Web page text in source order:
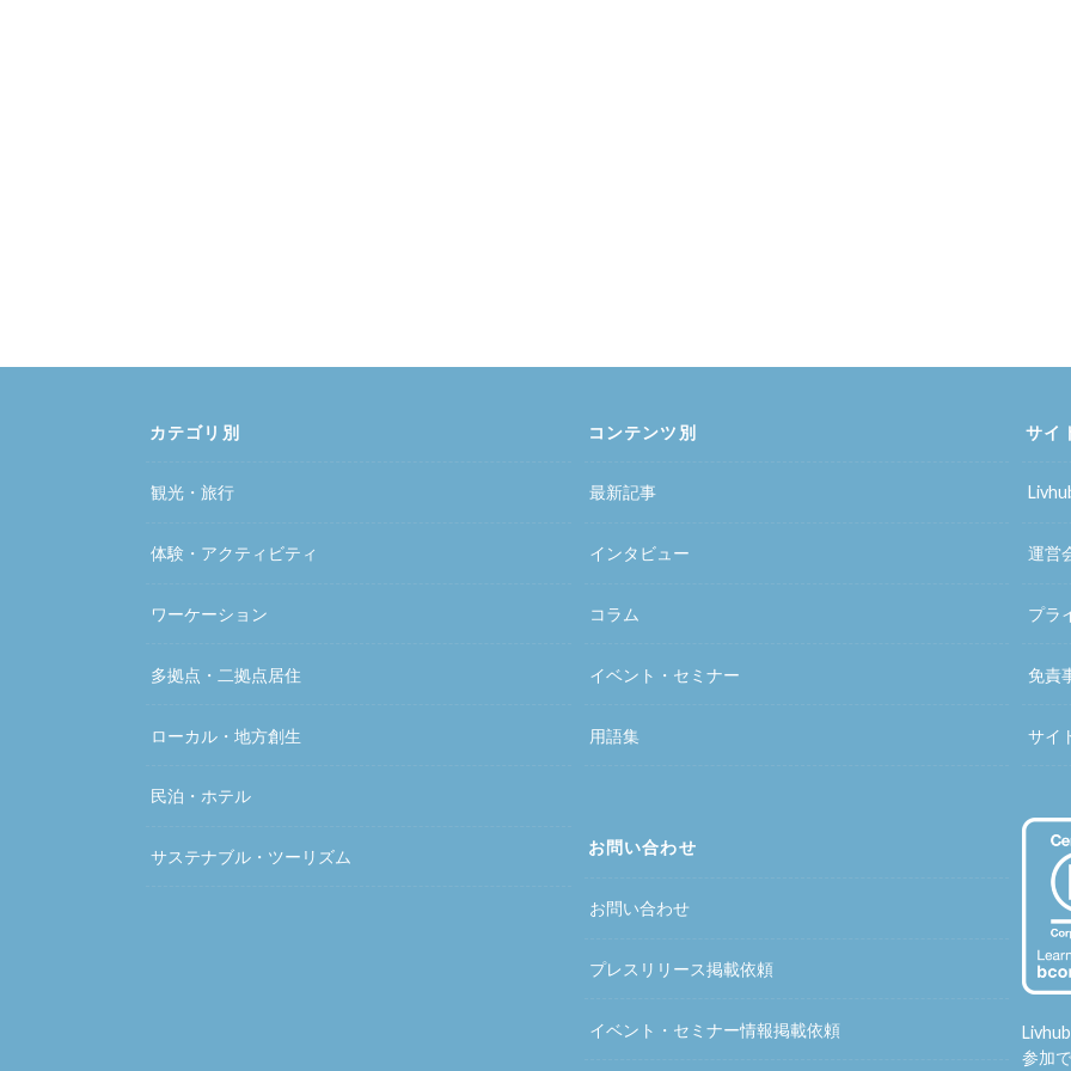
カテゴリ別
観光・旅行
体験・アクティビティ
ワーケーション
多拠点・二拠点居住
ローカル・地方創生
民泊・ホテル
サステナブル・ツーリズム
コンテンツ別
最新記事
インタビュー
コラム
イベント・セミナー
用語集
お問い合わせ
お問い合わせ
プレスリリース掲載依頼
イベント・セミナー情報掲載依頼
サイ
運営
プラ
免責
サイ
参加